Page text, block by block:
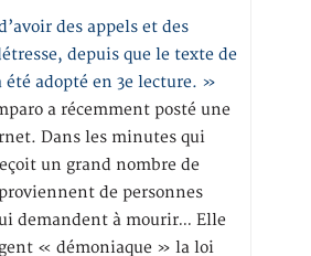
des appels et des
depuis que le texte de
adopté en 3e lecture. »
a récemment posté une
Dans les minutes qui
un grand nombre de
de personnes
demandent à mourir… Elle
« démoniaque » la loi